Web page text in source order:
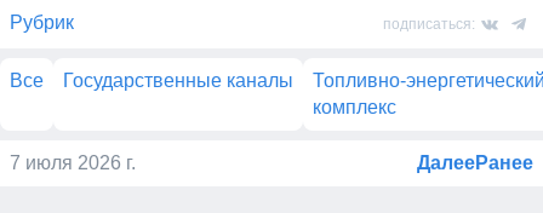
Рубрик подписаться:
Все Государственные каналы
Топливно-
комплекс
7 июля 2026 г. ДалееРанее